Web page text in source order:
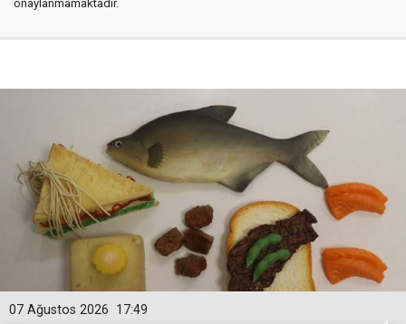
onaylanmamaktadır.
17:49
07 Ağustos 2026